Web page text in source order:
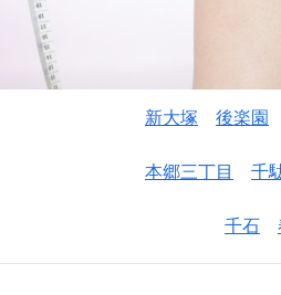
新大塚 後楽園
本郷三丁目 千
千石